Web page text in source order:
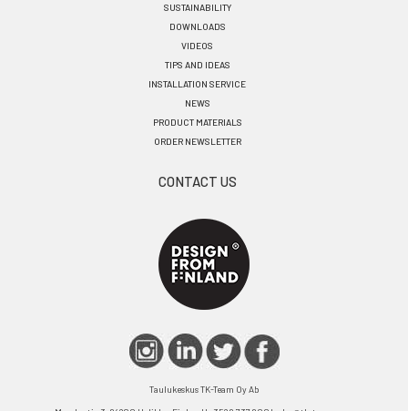
SUSTAINABILITY
DOWNLOADS
VIDEOS
TIPS AND IDEAS
INSTALLATION SERVICE
NEWS
PRODUCT MATERIALS
ORDER NEWSLETTER
CONTACT US
Taulukeskus TK-Team Oy Ab